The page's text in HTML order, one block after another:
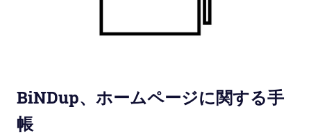
BiNDup、ホームページに関する手
帳